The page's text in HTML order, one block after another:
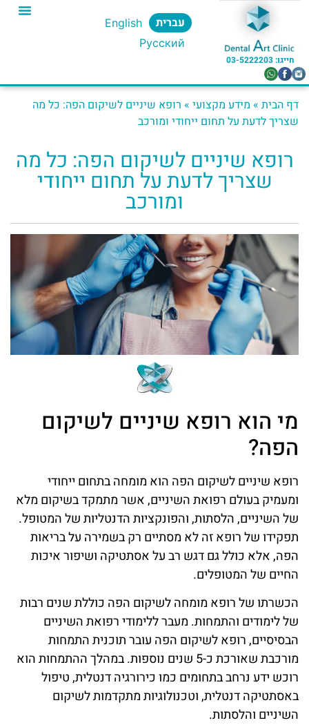
חייגו: 03-5222203​
עברית
English
Русский
דף הבית » מידע מקצועי » רופא שיניים לשיקום הפה: כל מה
שצריך לדעת על תחום ייחודי ומורכב
רופא שיניים לשיקום הפה: כל מה
שצריך לדעת על תחום ייחודי
ומורכב
מי הוא רופא שיניים לשיקום
הפה?
רופא שיניים לשיקום הפה הוא מומחה בתחום ייחודי
ומעמיק בעולם רפואת השיניים, אשר מתמקד בשיקום מלא
של השיניים, הלסתות, והפונקציות הדנטליות של המטופל.
תפקידו של רופא זה לא מסתיים רק בשמירה על בריאות
הפה, אלא כולל גם דגש רב על אסתטיקה ושיפור איכות
החיים של המטופלים.
הכשרתו של רופא מומחה לשיקום הפה כוללת שנים רבות
של לימודים והתמחות. מעבר ללימודי רפואת השיניים
הבסיסיים, רופא לשיקום הפה עובר תוכנית התמחות
מורכבת שאורכת כ-5 שנים נוספות. במהלך ההתמחות הוא
רוכש ידע נרחב בתחומים כמו כירורגיה דנטלית, טיפול
באסתטיקה דנטלית, וטכנולוגיות מתקדמות לשיקום
השיניים והלסתות.